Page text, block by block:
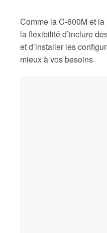
Comme la C-600M et
la flexibilité d’inclure
et d’installer les
mieux à vos besoins.